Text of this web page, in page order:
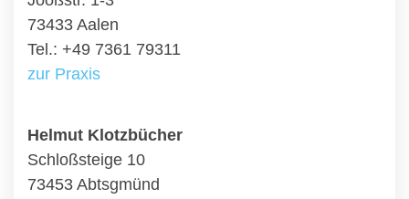
73433 Aalen
Tel.: +49 7361 79311
zur Praxis
Helmut Klotzbücher
Schloßsteige 10
73453 Abtsgmünd